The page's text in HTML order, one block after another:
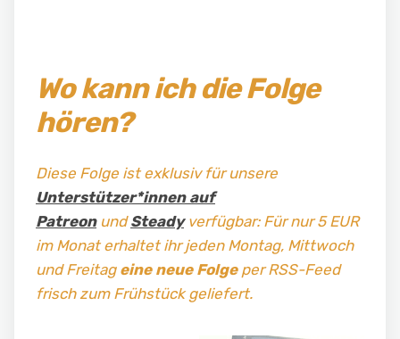
Wo kann ich die Folge
hören?
Diese Folge ist exklusiv für unsere
Unterstützer*innen auf
PatreonundSteadyverfügbar: Für nur 5 EUR
im Monat erhaltet ihr jeden Montag, Mittwoch
und Freitageine neue Folgeper RSS-Feed
frisch zum Frühstück geliefert.